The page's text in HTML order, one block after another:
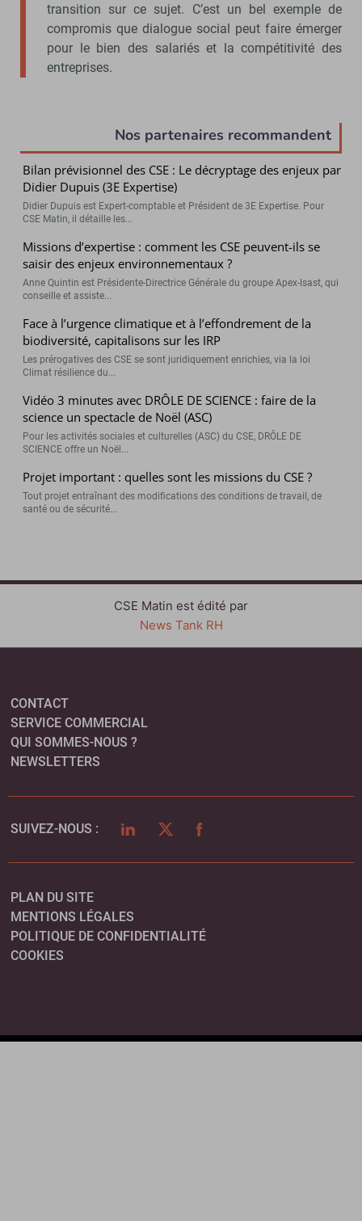
transition sur ce sujet. C’est un bel exemple de
compromis que dialogue social peut faire émerger
pour le bien des salariés et la compétitivité des
entreprises.
Nos partenaires recommandent
Bilan prévisionnel des CSE : Le décryptage des enjeux par
Didier Dupuis (3E Expertise)
Didier Dupuis est Expert-comptable et Président de 3E Expertise. Pour
CSE Matin, il détaille les...
Missions d’expertise : comment les CSE peuvent-ils se
saisir des enjeux environnementaux ?
Anne Quintin est Présidente-Directrice Générale du groupe Apex-Isast, qui
conseille et assiste...
Face à l’urgence climatique et à l’effondrement de la
biodiversité, capitalisons sur les IRP
Les prérogatives des CSE se sont juridiquement enrichies, via la loi
Climat résilience du...
Vidéo 3 minutes avec DRÔLE DE SCIENCE : faire de la
science un spectacle de Noël (ASC)
Pour les activités sociales et culturelles (ASC) du CSE, DRÔLE DE
SCIENCE offre un Noël...
Projet important : quelles sont les missions du CSE ?
Tout projet entraînant des modifications des conditions de travail, de
santé ou de sécurité...
CSE Matin est édité par
News Tank RH
CONTACT
SERVICE COMMERCIAL
QUI SOMMES-NOUS ?
NEWSLETTERS
SUIVEZ-NOUS : LINKEDINTWITTERFACEBOOK
PLAN DU SITE
MENTIONS LÉGALES
POLITIQUE DE CONFIDENTIALITÉ
COOKIES